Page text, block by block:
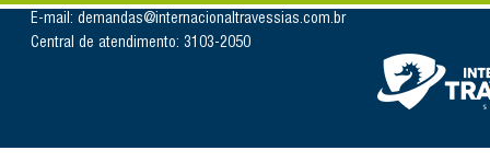
E-mail: demandas@internacionaltravessias.com.br
Central de atendimento: 3103-2050